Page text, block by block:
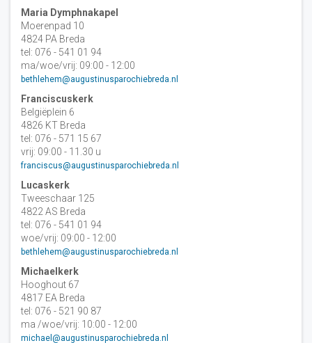
Maria Dymphnakapel
Moerenpad 10
4824 PA Breda
tel: 076 - 541 01 94
ma/woe/vrij: 09:00 - 12:00
bethlehem@augustinusparochiebreda.nl
Franciscuskerk
Belgiëplein 6
4826 KT Breda
tel: 076 - 571 15 67
vrij: 09:00 - 11.30 u
franciscus@augustinusparochiebreda.nl
Lucaskerk
Tweeschaar 125
4822 AS Breda
tel: 076 - 541 01 94
woe/vrij: 09:00 - 12:00
bethlehem@augustinusparochiebreda.nl
Michaelkerk
Hooghout 67
4817 EA Breda
tel: 076 - 521 90 87
ma /woe/vrij: 10:00 - 12:00
michael@augustinusparochiebreda.nl